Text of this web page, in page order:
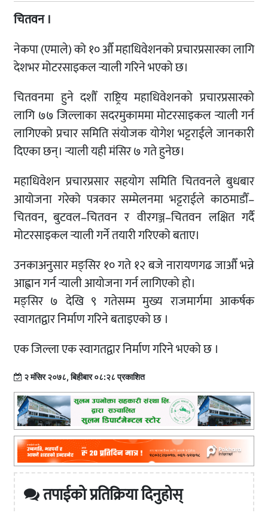
चितवन ।
नेकपा (एमाले) को १० औँ महाधिवेशनको प्रचारप्रसारका लागि
देशभर मोटरसाइकल र्‍याली गरिने भएको छ।
चितवनमा हुने दशौँ राष्ट्रिय महाधिवेशनको प्रचारप्रसारको
लागि ७७ जिल्लाका सदरमुकाममा मोटरसाइकल र्‍याली गर्न
लागिएको प्रचार समिति संयोजक योगेश भट्टराईले जानकारी
दिएका छन्। र्‍याली यही मंसिर ७ गते हुनेछ।
महाधिवेशन प्रचारप्रसार सहयोग समिति चितवनले बुधबार
आयोजना गरेको पत्रकार सम्मेलनमा भट्टराईले काठमाडौँ–
चितवन, बुटवल–चितवन र वीरगञ्ज–चितवन लक्षित गर्दै
मोटरसाइकल र्‍याली गर्ने तयारी गरिएको बताए।
उनकाअनुसार मङ्सिर १० गते १२ बजे नारायणगढ जाऔँ भन्ने
आह्वान गर्न र्‍याली आयोजना गर्न लागिएको हो।
मङ्सिर ७ देखि ९ गतेसम्म मुख्य राजमार्गमा आकर्षक
स्वागतद्वार निर्माण गरिने बताइएको छ ।
एक जिल्ला एक स्वागतद्वार निर्माण गरिने भएको छ ।
२ मंसिर २०७८, बिहीबार ०८:२८ प्रकाशित
तपाईको प्रतिक्रिया दिनुहोस्